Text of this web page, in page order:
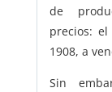
de
precios:
1908, a
Sin